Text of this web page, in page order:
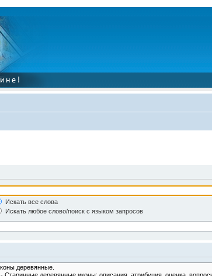
Искать все слова
Искать любое слово/поиск с языком запросов